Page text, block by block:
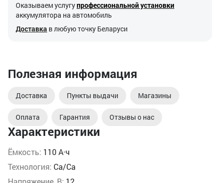
Характеристики
Ёмкость: 110 А·ч
Технология: Ca/Ca
Оказываем услугупрофессиональной установки
аккумулятора на автомобиль
Доставка в любую точку Беларуси
Полезная информация
Доставка Пункты выдачи Магазины
Оплата Гарантия Отзывы о нас